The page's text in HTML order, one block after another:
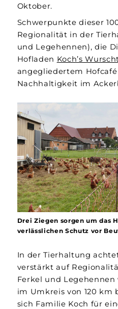
Oktober.
Schwerpunkte dieser
Regionalität in der
und Legehennen), die
Hofladen Koch’s
angegliedertem
Nachhaltigkeit im
Drei Ziegen sorgen um das
verlässlichen Schutz vor
In der Tierhaltung
verstärkt auf
Ferkel und
im Umkreis von 120 km
sich Familie Koch für